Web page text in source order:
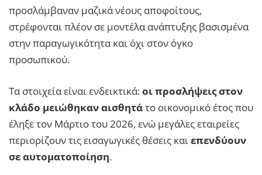
προσλάμβαναν μαζικά νέους αποφοίτους,
στρέφονται πλέον σε μοντέλα ανάπτυξης βασισμένα
στην παραγωγικότητα και όχι στον όγκο
προσωπικού.
Τα στοιχεία είναι ενδεικτικά:οι προσλήψεις στον
κλάδο μειώθηκαν αισθητάτο οικονομικό έτος που
έληξε τον Μάρτιο του 2026, ενώ μεγάλες εταιρείες
περιορίζουν τις εισαγωγικές θέσεις καιεπενδύουν
σε αυτοματοποίηση.